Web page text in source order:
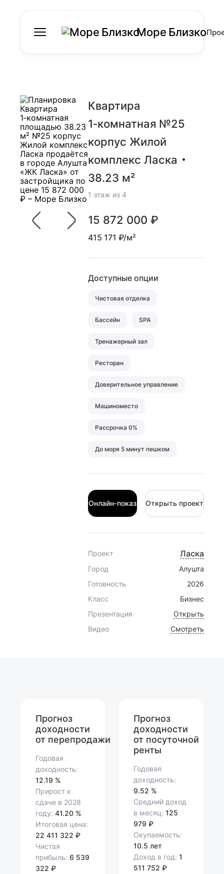
Море Близко
Квартира
1‑комнатная №25
корпус Жилой
комплекс Ласка
38.23 м²
1 этаж из 4
15 872 000 ₽
415 171 ₽/м²
Доступные опции
Чистовая отделка
Бассейн SPA
Тренажерный зал
Ресторан
Доверительное управление
Машиноместо
Рассрочка 0%
До моря 5 минут пешком
Онлайн‑показ
Онлайн‑показ
Открыть проект
Открыть проект
Проект Ласка
Город
Алушта
Готовность
2026
Класс
Бизнес
Презентация
Открыть
Видео
Смотреть
Прогноз
доходности
от перепродажи
Годовая
доходность:
12.19 %
Прирост к
сдаче в 2028
году: 41.20 %
Итоговая цена:
22 411 322 ₽
Чистая
прибыль: 6 539
322 ₽
Прогноз
доходности
от посуточной
ренты
Годовая
доходность:
9.52 %
Средний доход
в месяц: 125
979 ₽
Окупаемость:
10.5 лет
Доход в год: 1
511 752 ₽